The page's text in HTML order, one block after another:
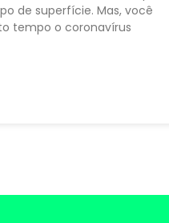
de superfície. Mas, você
tempo o coronavírus